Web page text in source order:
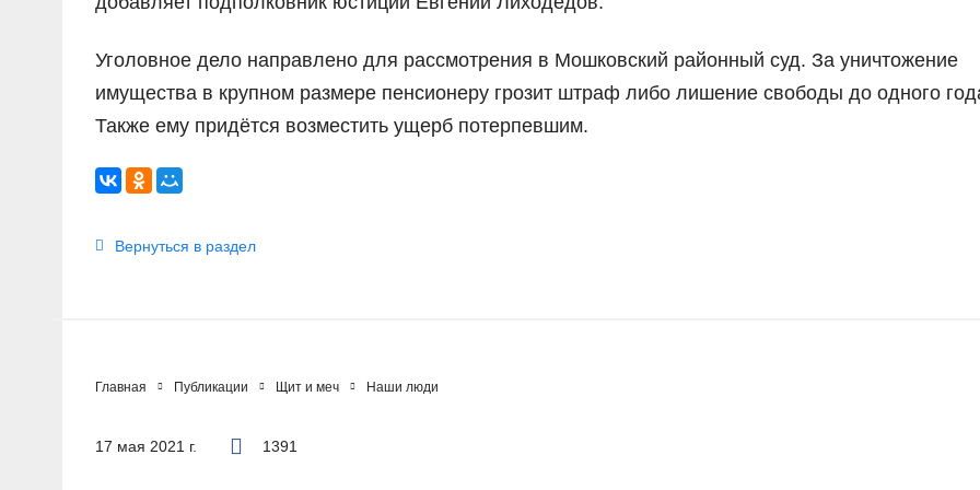
Уголовное дело направлено для рассмотрения в Мошковский районный суд. За уничтожение
имущества в крупном размере пенсионеру грозит штраф либо лишение свободы до одного
Также ему придётся возместить ущерб потерпевшим.
Вернуться в раздел
Главная Публикации Щит и меч Наши люди
17 мая 2021 г. 1391